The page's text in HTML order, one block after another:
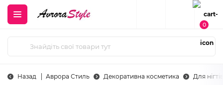
0
Назад Аврора Стиль Декоративна косметика Для нігтів